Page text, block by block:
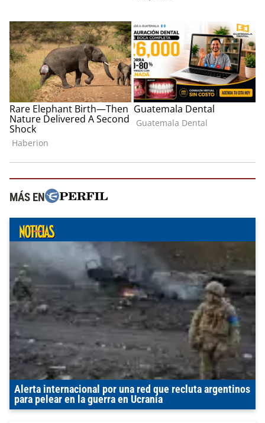
MÁS EN
Alerta internacional por una red que recluta argentinos
para pelear en la guerra en Ucrania